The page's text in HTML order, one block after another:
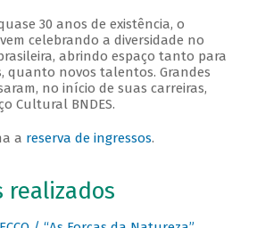
30 anos de existência, o
celebrando a diversidade no
abrindo espaço tanto para
quanto novos talentos. Grandes
no início de suas carreiras,
Cultural BNDES.
a reserva de ingressos.
realizados